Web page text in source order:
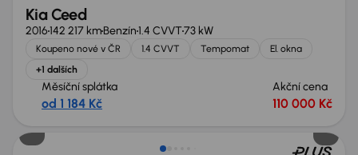
Kia Ceed
2016142 217 kmBenzín1.4 CVVT73 kW
Koupeno nové v ČR 1.4 CVVT Tempomat
El. okna
+1 dalších
Měsíční splátka
od 1 184 Kč
Akční cena
110 000 Kč
Zlevněno o 60 000 Kč